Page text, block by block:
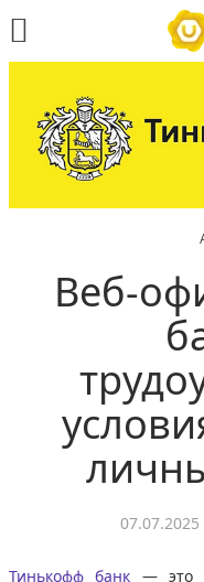
Веб-
07.07.2025
Тинькофф банк — это